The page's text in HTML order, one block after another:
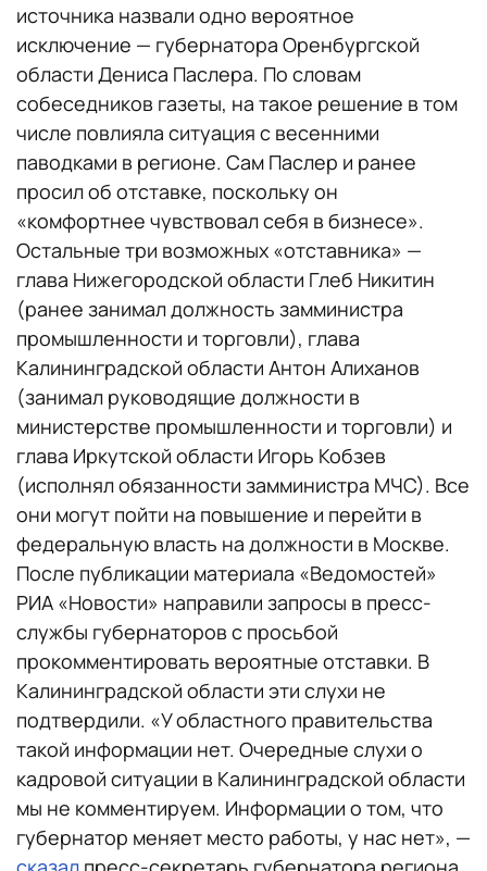
источника назвали одно вероятное
исключение — губернатора Оренбургской
области Дениса Паслера. По словам
собеседников газеты, на такое решение в том
числе повлияла ситуация с весенними
паводками в регионе. Сам Паслер и ранее
просил об отставке, поскольку он
«комфортнее чувствовал себя в бизнесе».
Остальные три возможных «отставника» —
глава Нижегородской области Глеб Никитин
(ранее занимал должность замминистра
промышленности и торговли), глава
Калининградской области Антон Алиханов
(занимал руководящие должности в
министерстве промышленности и торговли) и
глава Иркутской области Игорь Кобзев
(исполнял обязанности замминистра МЧС). Все
они могут пойти на повышение и перейти в
федеральную власть на должности в Москве.
После публикации материала «Ведомостей»
РИА «Новости» направили запросы в пресс-
службы губернаторов с просьбой
прокомментировать вероятные отставки. В
Калининградской области эти слухи не
подтвердили. «У областного правительства
такой информации нет. Очередные слухи о
кадровой ситуации в Калининградской области
мы не комментируем. Информации о том, что
губернатор меняет место работы, у нас нет», —